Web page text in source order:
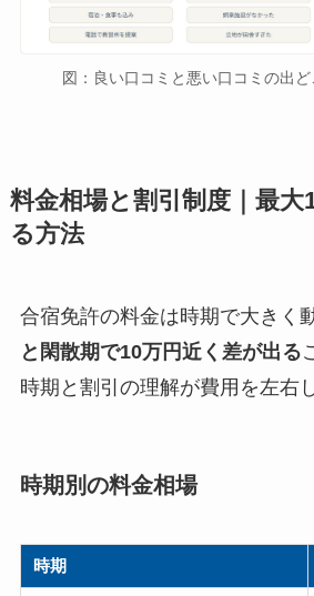
図：良い口コミと悪い口コミの出
料金相場と割引制度｜最大
る方法
合宿免許の料金は時期で大きく
と閑散期で10万円近く差が出る
時期と割引の理解が費用を左右
時期別の料金相場
時期